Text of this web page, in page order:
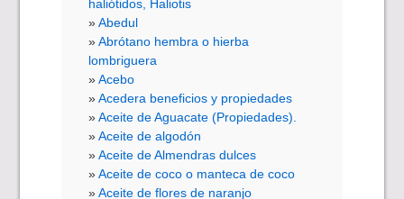
haliótidos, Haliotis
Abedul
Abrótano hembra o hierba
lombriguera
Acebo
Acedera beneficios y propiedades
Aceite de Aguacate (Propiedades).
Aceite de algodón
Aceite de Almendras dulces
Aceite de coco o manteca de coco
Aceite de flores de naranjo